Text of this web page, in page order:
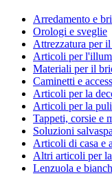
Arredamento e
Orologi e sveglie
Attrezzatura per
Articoli per
Materiali per il
Caminetti e
Articoli per la
Articoli per la
Tappeti, corsie e
Soluzioni
Articoli di casa e
Altri articoli per
Lenzuola e